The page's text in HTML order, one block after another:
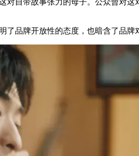
自带故事张力的母子。公众曾对
品牌开放性的态度，也暗含了品牌